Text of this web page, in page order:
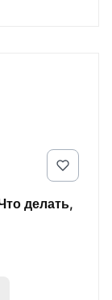
делать,